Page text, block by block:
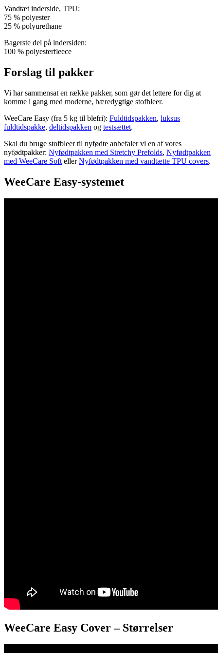
Vandtæt inderside, TPU:
75 % polyester
25 % polyurethane
Bagerste del på indersiden:
100 % polyesterfleece
Forslag til pakker
Vi har sammensat en række pakker, som gør det lettere for dig at
komme i gang med moderne, bæredygtige stofbleer.
WeeCare Easy (fra 5 kg til blefri): Fuldtidspakken, luksus
fuldtidspakke, deltidspakken og testsættet.
Skal du bruge stofbleer til nyfødte anbefaler vi en af vores
nyfødtpakker: Nyfødtpakken med Stretchy Prefolds, Nyfødtpakken
med WeeCare Soft ellerNyfødtpakken med vandtætte TPU covers.
WeeCare Easy-systemet
WeeCare Easy Cover – Størrelser